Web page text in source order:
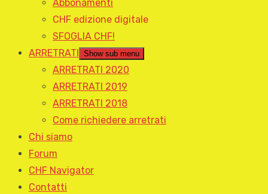
Abbonamenti
CHF edizione digitale
SFOGLIA CHF!
ARRETRATI
Show sub menu
ARRETRATI 2020
ARRETRATI 2019
ARRETRATI 2018
Come richiedere arretrati
Chi siamo
Forum
CHF Navigator
Contatti